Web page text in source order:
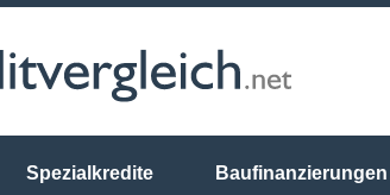
Spezialkredite Baufinanzierungen